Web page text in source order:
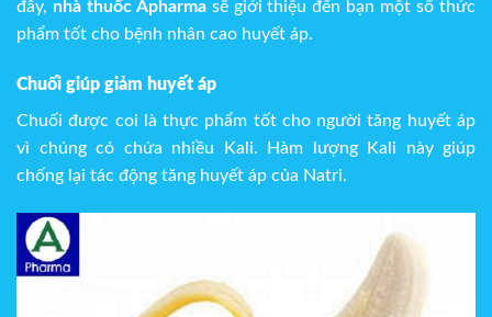
đây, nhà thuốc Apharmasẽ giới thiệu đến bạn một số thức
phẩm tốt cho bệnh nhân cao huyết áp.
Chuối giúp giảm huyết áp
Chuối được coi là thực phẩm tốt cho người tăng huyết áp
vì chúng có chứa nhiều Kali. Hàm lượng Kali này giúp
chống lại tác động tăng huyết áp của Natri.